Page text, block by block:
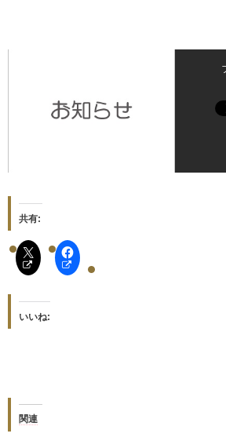
共有:
いいね:
関連